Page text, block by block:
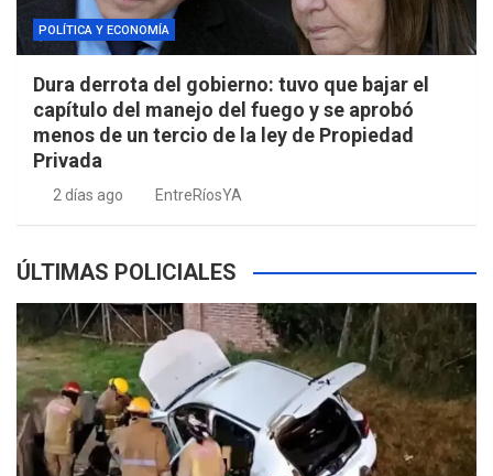
POLÍTICA Y ECONOMÍA
Dura derrota del gobierno: tuvo que bajar el
capítulo del manejo del fuego y se aprobó
menos de un tercio de la ley de Propiedad
Privada
2 días ago EntreRíosYA
ÚLTIMAS POLICIALES